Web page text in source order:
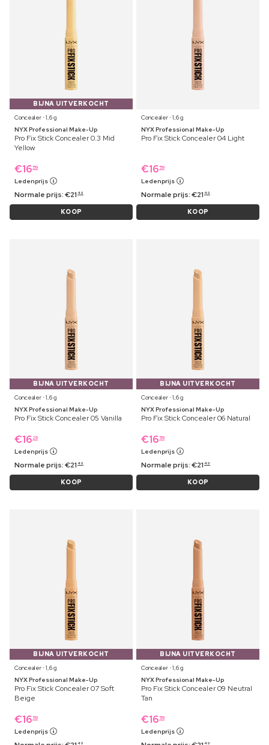
BIJNA UITVERKOCHT
Concealer ⋅ 1,6 g
NYX Professional Make-Up
Pro Fix Stick Concealer 0.3 Mid
Yellow
€16 59
Ledenprijs
Normale prijs:€21 49
KOOP
Concealer ⋅ 1,6 g
NYX Professional Make-Up
Pro Fix Stick Concealer 04 Light
€16 59
Ledenprijs
Normale prijs:€21 49
KOOP
BIJNA UITVERKOCHT
Concealer ⋅ 1,6 g
NYX Professional Make-Up
Pro Fix Stick Concealer 05 Vanilla
€16 29
Ledenprijs
Normale prijs:€21 49
KOOP
BIJNA UITVERKOCHT
Concealer ⋅ 1,6 g
NYX Professional Make-Up
Pro Fix Stick Concealer 06 Natural
€16 59
Ledenprijs
Normale prijs:€21 49
KOOP
BIJNA UITVERKOCHT
Concealer ⋅ 1,6 g
NYX Professional Make-Up
Pro Fix Stick Concealer 07 Soft
Beige
€16 59
Ledenprijs
49
BIJNA UITVERKOCHT
Concealer ⋅ 1,6 g
NYX Professional Make-Up
Pro Fix Stick Concealer 09 Neutral
Tan
€16 59
Ledenprijs
49